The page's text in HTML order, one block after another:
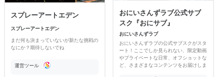
スプレーアートエデン
スプレーアートエデン
まだ何も決まっていないが新たな挑戦の
なにか？期待しないでね
運営ツール
おにいさんずラブ公式サブ
スク『おにサブ』
おにいさんずラブ
おにいさんずラブの公式サブスクがスタ
ート！ここでしか見られない、限定動画
やプライベートな日常、オフショットな
ど、さまざまなコンテンツをお届けしま